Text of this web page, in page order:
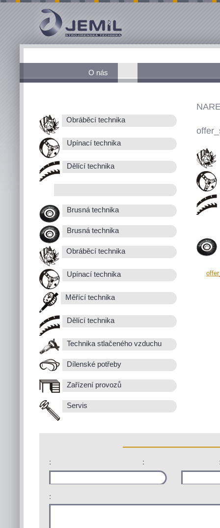
O nás
Obráběcí technika
Upínací technika
Dělící technika
Brusná technika
Brusná technika
Obráběcí technika
Upínací technika
Měřící technika
Dělící technika
Technika stlačeného vzduchu
Dílenské potřeby
Zařízení provozů
Servis
: :
: